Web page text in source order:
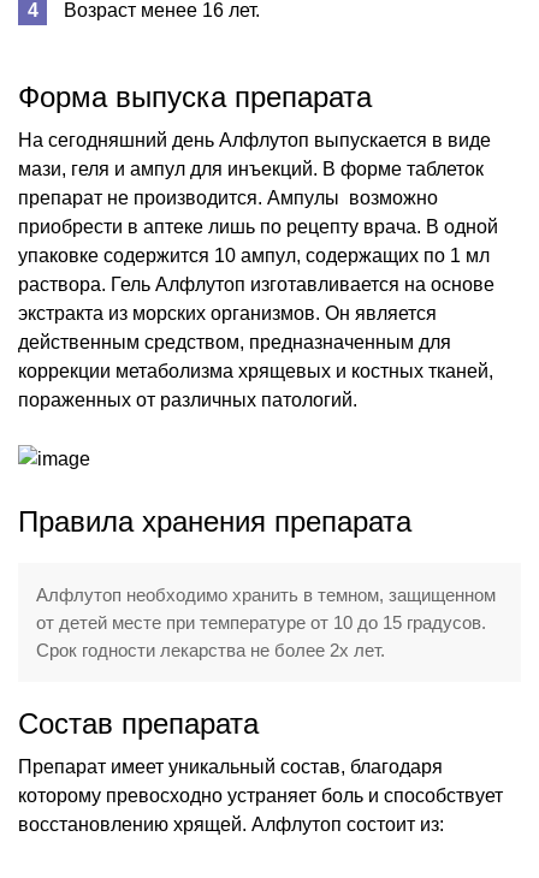
Возраст менее 16 лет.
Форма выпуска препарата
На сегодняшний день Алфлутоп выпускается в виде
мази, геля и ампул для инъекций. В форме таблеток
препарат не производится. Ампулы возможно
приобрести в аптеке лишь по рецепту врача. В одной
упаковке содержится 10 ампул, содержащих по 1 мл
раствора. Гель Алфлутоп изготавливается на основе
экстракта из морских организмов. Он является
действенным средством, предназначенным для
коррекции метаболизма хрящевых и костных тканей,
пораженных от различных патологий.
Правила хранения препарата
Алфлутоп необходимо хранить в темном, защищенном
от детей месте при температуре от 10 до 15 градусов.
Срок годности лекарства не более 2х лет.
Состав препарата
Препарат имеет уникальный состав, благодаря
которому превосходно устраняет боль и способствует
восстановлению хрящей. Алфлутоп состоит из: